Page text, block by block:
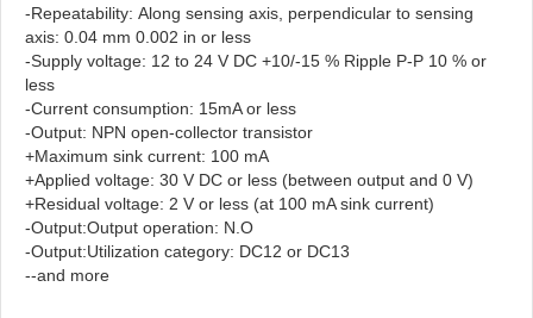
-Repeatability: Along sensing axis, perpendicular to sensing
axis: 0.04 mm 0.002 in or less
-Supply voltage: 12 to 24 V DC +10/-15 % Ripple P-P 10 % or
less
-Current consumption: 15mA or less
-Output: NPN open-collector transistor
+Maximum sink current: 100 mA
+Applied voltage: 30 V DC or less (between output and 0 V)
+Residual voltage: 2 V or less (at 100 mA sink current)
-Output:Output operation: N.O
-Output:Utilization category: DC12 or DC13
--and more